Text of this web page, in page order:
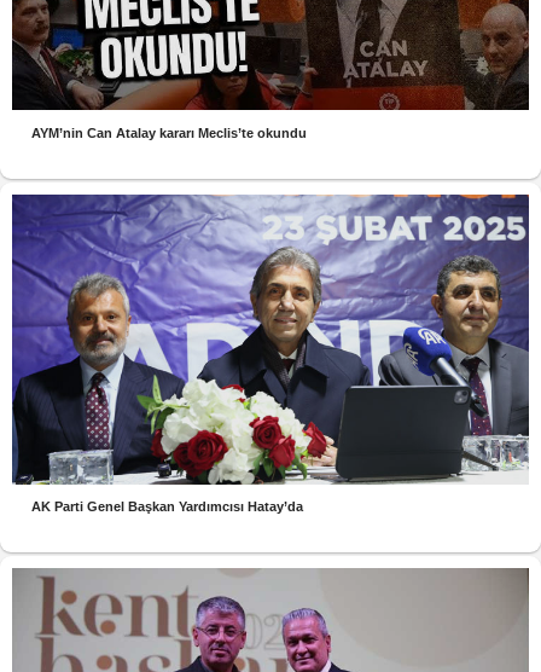
AYM’nin Can Atalay kararı Meclis’te okundu
AK Parti Genel Başkan Yardımcısı Hatay’da